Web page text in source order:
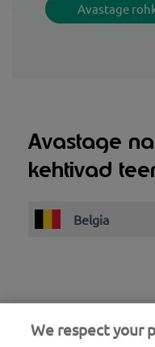
Avastage
Avastage
kehtivad
Belgia
We respect your